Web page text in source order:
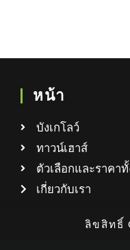
หน้า
บังเกโลว์
ทาวน์เฮาส์
ตัวเลือกและราคา
เกี่ยวกับเรา
ลิขสิทธิ์